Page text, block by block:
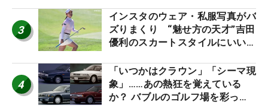
3
インスタのウェア・私服写真がバ
ズりまくり “魅せ方の天才”吉田
優利のスカートスタイルにいい
4
「いつかはクラウン」「シーマ現
象」……あの熱狂を覚えている
か？ バブルのゴルフ場を彩った